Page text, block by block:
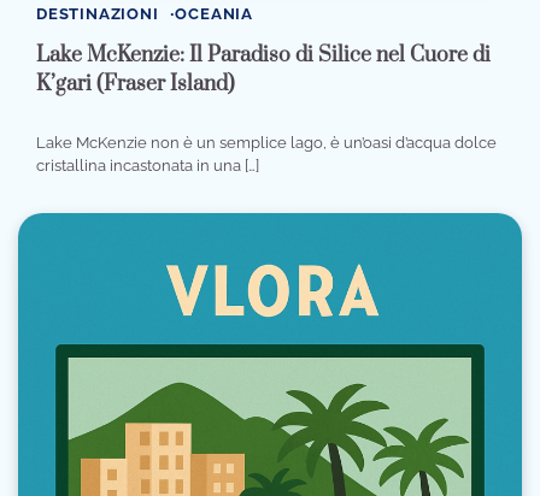
DESTINAZIONI OCEANIA
Lake McKenzie: Il Paradiso di Silice nel Cuore di
K’gari (Fraser Island)
Lake McKenzie non è un semplice lago, è un’oasi d’acqua dolce
cristallina incastonata in una […]